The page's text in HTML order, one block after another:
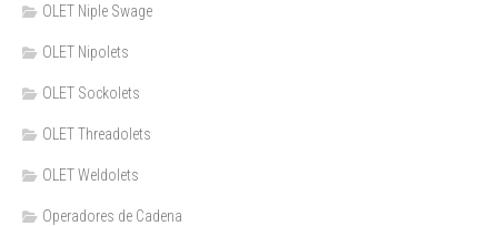
OLET Niple Swage
OLET Nipolets
OLET Sockolets
OLET Threadolets
OLET Weldolets
Operadores de Cadena